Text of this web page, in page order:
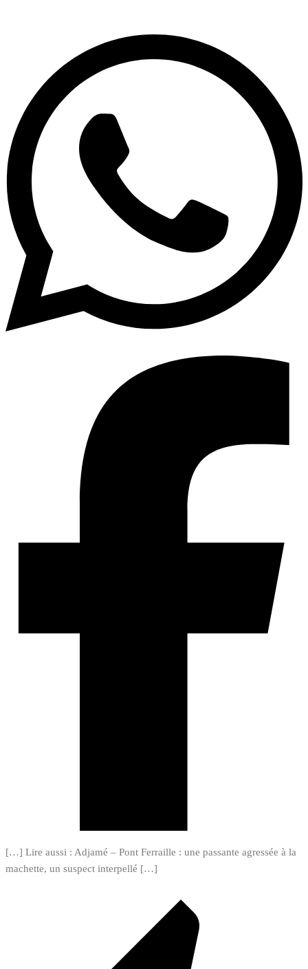
[…] Lire aussi : Adjamé – Pont Ferraille : une passante agressée à la
machette, un suspect interpellé […]